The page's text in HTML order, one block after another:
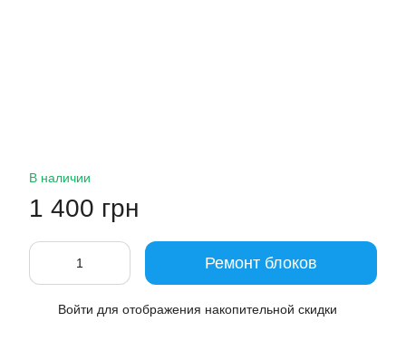
В наличии
1 400 грн
Ремонт блоков
Войти для отображения накопительной скидки